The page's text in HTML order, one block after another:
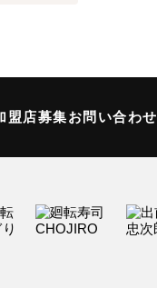
盟店募集お問い合わせ